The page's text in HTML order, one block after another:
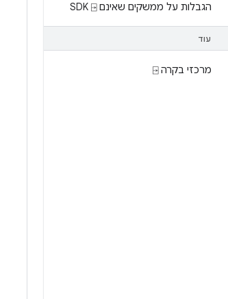
הגבלות על ממשקים שאינם SDK ⍈
עוד
מרכזי בקרה ⍈